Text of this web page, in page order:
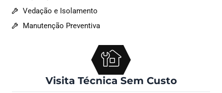
Vedação e Isolamento
Manutenção Preventiva
Visita Técnica Sem Custo